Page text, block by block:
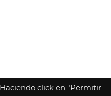
click en "Permitir